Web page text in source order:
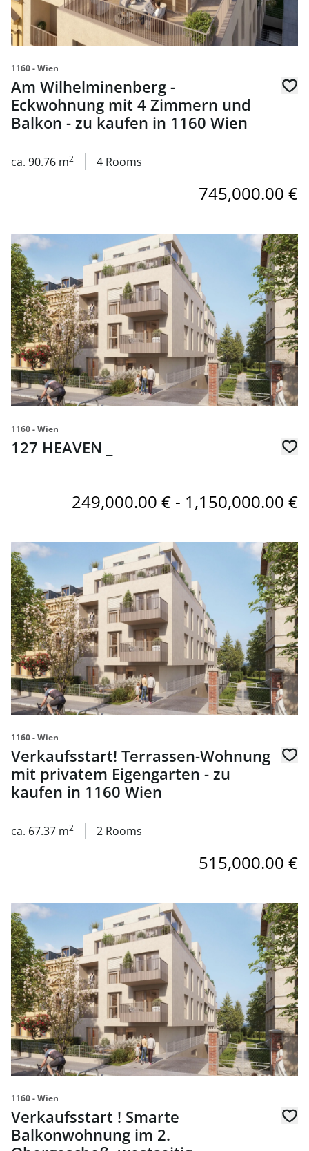
1160 - Wien
Am Wilhelminenberg -
Eckwohnung mit 4 Zimmern und
Balkon - zu kaufen in 1160 Wien
ca. 90.76 m2 4 Rooms
745,000.00 €
link to page 127 HEAVEN _
1160 - Wien
127 HEAVEN _
249,000.00 € - 1,150,000.00 €
link to page Verkaufsstart! Terrassen-Wohnung mit
1160 - Wien
Verkaufsstart! Terrassen-Wohnung
mit privatem Eigengarten - zu
kaufen in 1160 Wien
ca. 67.37 m2 2 Rooms
515,000.00 €
link to page Verkaufsstart ! Smarte Balkonwohnung im
1160 - Wien
Verkaufsstart ! Smarte
Balkonwohnung im 2.